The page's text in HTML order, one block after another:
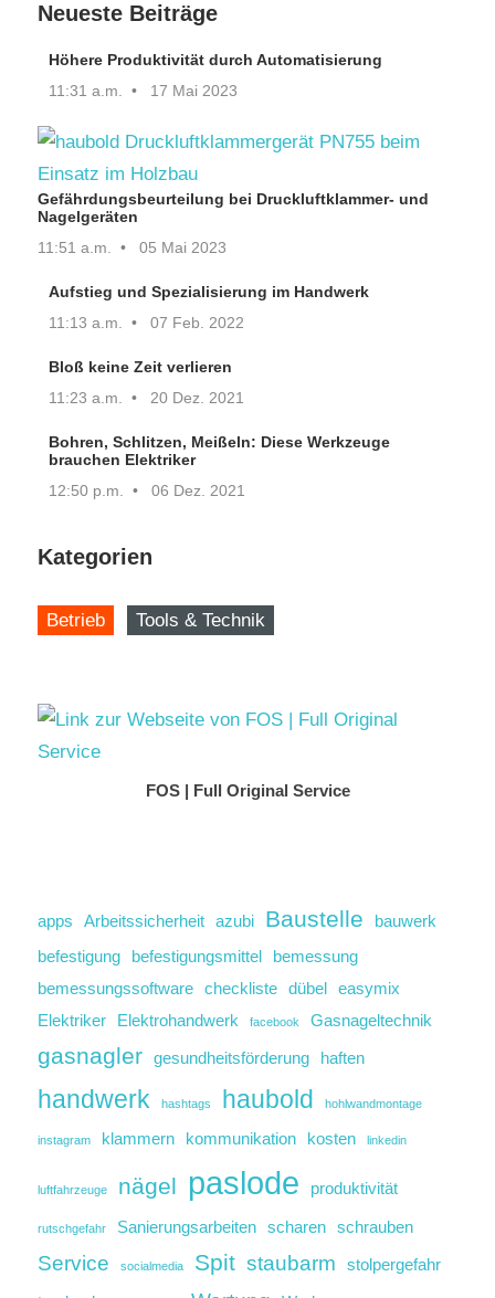
Neueste Beiträge
Höhere Produktivität durch Automatisierung
11:31 a.m.
17 Mai 2023
Gefährdungsbeurteilung bei Druckluftklammer- und
Nagelgeräten
11:51 a.m.
05 Mai 2023
Aufstieg und Spezialisierung im Handwerk
11:13 a.m.
07 Feb. 2022
Bloß keine Zeit verlieren
11:23 a.m.
20 Dez. 2021
Bohren, Schlitzen, Meißeln: Diese Werkzeuge
brauchen Elektriker
12:50 p.m.
06 Dez. 2021
Kategorien
Betrieb Tools & Technik
FOS | Full Original Service
apps Arbeitssicherheit azubi Baustelle
bauwerk
befestigung
befestigungsmittel
bemessung
bemessungssoftware checkliste dübel easymix
Elektriker
Elektrohandwerk facebook Gasnageltechnik
gasnagler gesundheitsförderung haften
handwerk hashtags haubold hohlwandmontage
instagram klammern kommunikation kosten linkedin
luftfahrzeuge nägel paslode produktivität
rutschgefahr Sanierungsarbeiten scharen schrauben
Service socialmedia Spit staubarm
stolpergefahr